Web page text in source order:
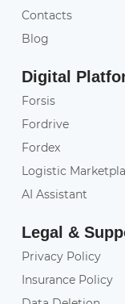
Contacts
Blog
Digital
Forsis
Fordrive
Fordex
Logistic
AI Assistant
Legal &
Privacy Policy
Insurance Policy